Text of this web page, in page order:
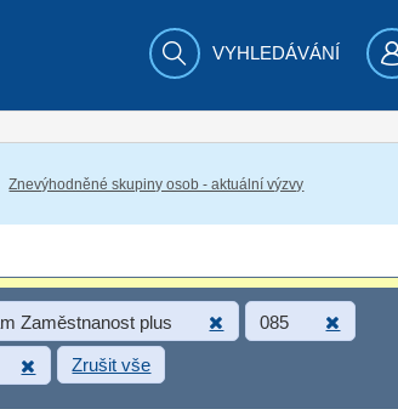
VYHLEDÁVÁNÍ
Znevýhodněné skupiny osob - aktuální výzvy
Zaměstnanost plus 085
Zrušit vše